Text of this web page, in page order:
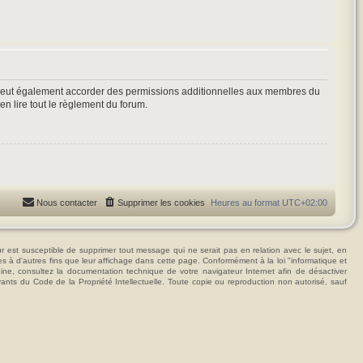
également accorder des permissions additionnelles aux membres du
lire tout le règlement du forum.
Heures au formatUTC+02:00
Supprimer les cookies
Nous contacter
susceptible de supprimer tout message qui ne serait pas en relation avec le sujet, en
à d'autres fins que leur affichage dans cette page. Conformément à la loi "informatique et
consultez la documentation technique de votre navigateur Internet afin de désactiver
du Code de la Propriété Intellectuelle. Toute copie ou reproduction non autorisé, sauf